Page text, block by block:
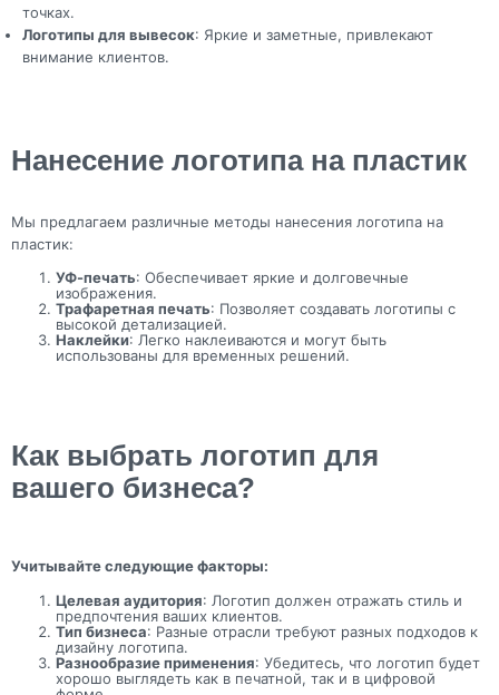
точках.
Логотипы для вывесок: Яркие и заметные, привлекают
внимание клиентов.
Нанесение логотипа на пластик
Мы предлагаем различные методы нанесения логотипа на
пластик:
УФ-печать: Обеспечивает яркие и долговечные
изображения.
Трафаретная печать: Позволяет создавать логотипы с
высокой детализацией.
Наклейки: Легко наклеиваются и могут быть
использованы для временных решений.
Как выбрать логотип для
вашего бизнеса?
Учитывайте следующие факторы:
Целевая аудитория: Логотип должен отражать стиль и
предпочтения ваших клиентов.
Тип бизнеса: Разные отрасли требуют разных подходов к
дизайну логотипа.
Разнообразие применения: Убедитесь, что логотип будет
хорошо выглядеть как в печатной, так и в цифровой